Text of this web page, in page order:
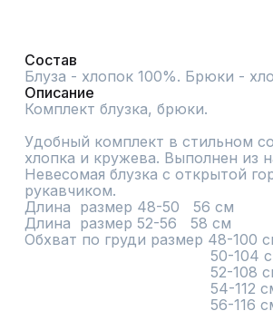
Состав
Блуза - хлопок 100%. Брюки -
Описание
Комплект блузка, брюки.
Удобный комплект в стильном
хлопка и кружева. Выполнен из
Невесомая блузка с открытой
рукавчиком.
Длина  размер 48-50   56 см
Длина  размер 52-56   58 см
Обхват по груди размер 48-100